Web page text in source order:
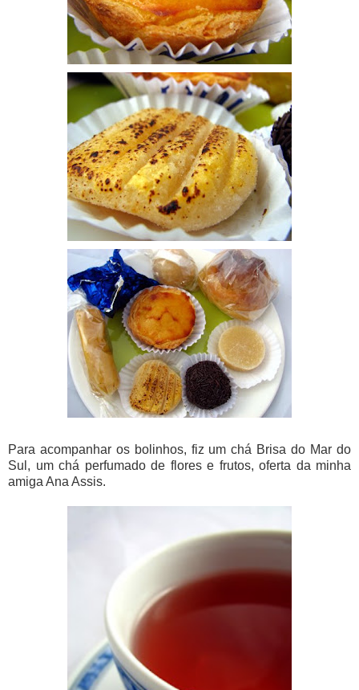
Para acompanhar os bolinhos, fiz um chá Brisa do Mar do
Sul, um chá perfumado de flores e frutos, oferta da minha
amiga Ana Assis.